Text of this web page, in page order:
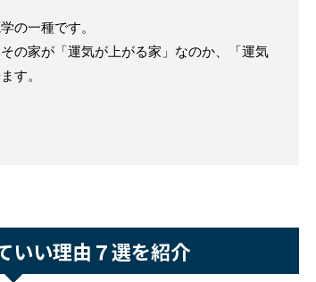
の一種です。
の家が「運気が上がる家」なのか、「運気
す。
いい理由７選を紹介